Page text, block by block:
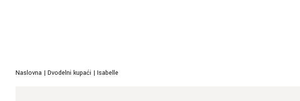
Naslovna | Dvodelni kupaći | Isabelle